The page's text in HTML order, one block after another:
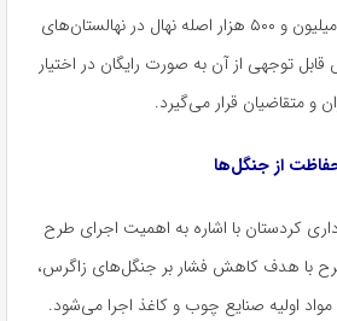
وی افزود: سالانه بیش از سه میلیون و ۵۰۰ هزار اصله نهال در نهالستان‌های
توجهی از آن به صورت رایگان در اختیار
و متقاضیان قرار می‌گیرد.
از جنگل‌ها
کردستان با اشاره به اهمیت اجرای طرح
با هدف کاهش فشار بر جنگل‌های زاگرس،
مواد اولیه صنایع چوب و کاغذ اجرا می‌شود.